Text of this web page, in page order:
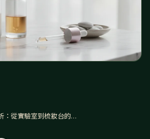
外泌體保養品全解析：從實驗室到梳妝台的護膚新科技